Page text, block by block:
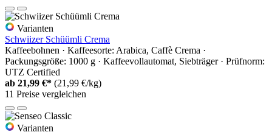
Varianten
Schwiizer Schüümli Crema
Kaffeebohnen · Kaffeesorte: Arabica, Caffè Crema ·
Packungsgröße: 1000 g · Kaffeevollautomat, Siebträger · Prüfnorm:
UTZ Certified
ab 21,99 €* (21,99 €/kg)
11 Preise vergleichen
Varianten